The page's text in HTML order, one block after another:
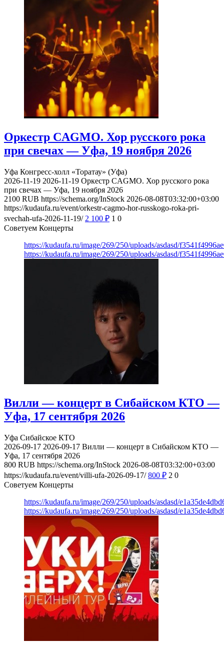
Оркестр CAGMO. Хор русского рока
при свечах — Уфа, 19 ноября 2026
Уфа Конгресс-холл «Торатау» (Уфа)
2026-11-19 2026-11-19 Оркестр CAGMO. Хор русского рока
при свечах — Уфа, 19 ноября 2026
2100 RUB https://schema.org/InStock 2026-08-08T03:32:00+03:00
https://kudaufa.ru/event/orkestr-cagmo-hor-russkogo-roka-pri-
svechah-ufa-2026-11-19/ 2 100 ₽ 1 0
Советуем Концерты
https://kudaufa.ru/image/269/250/uploads/asdasd/
https://kudaufa.ru/image/269/250/uploads/asdasd/
Вилли — концерт в Сибайском КТО —
Уфа, 17 сентября 2026
Уфа Сибайское КТО
2026-09-17 2026-09-17 Вилли — концерт в Сибайском КТО —
Уфа, 17 сентября 2026
800 RUB https://schema.org/InStock 2026-08-08T03:32:00+03:00
https://kudaufa.ru/event/villi-ufa-2026-09-17/ 800 ₽ 2 0
Советуем Концерты
https://kudaufa.ru/image/269/250/uploads/asdasd/
https://kudaufa.ru/image/269/250/uploads/asdasd/